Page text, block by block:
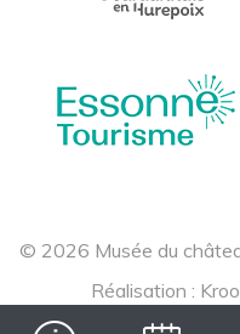
© 2026 Musée du
Réalisation :